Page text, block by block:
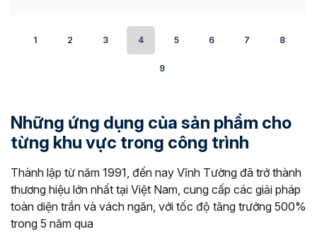
1 2 3 4 5 6 7 8
9
Những ứng dụng của sản phẩm cho
từng khu vực trong công trình
Thành lập từ năm 1991, đến nay Vĩnh Tường đã trở thành
thương hiệu lớn nhất tại Việt Nam, cung cấp các giải pháp
toàn diện trần và vách ngăn, với tốc độ tăng trưởng 500%
trong 5 năm qua